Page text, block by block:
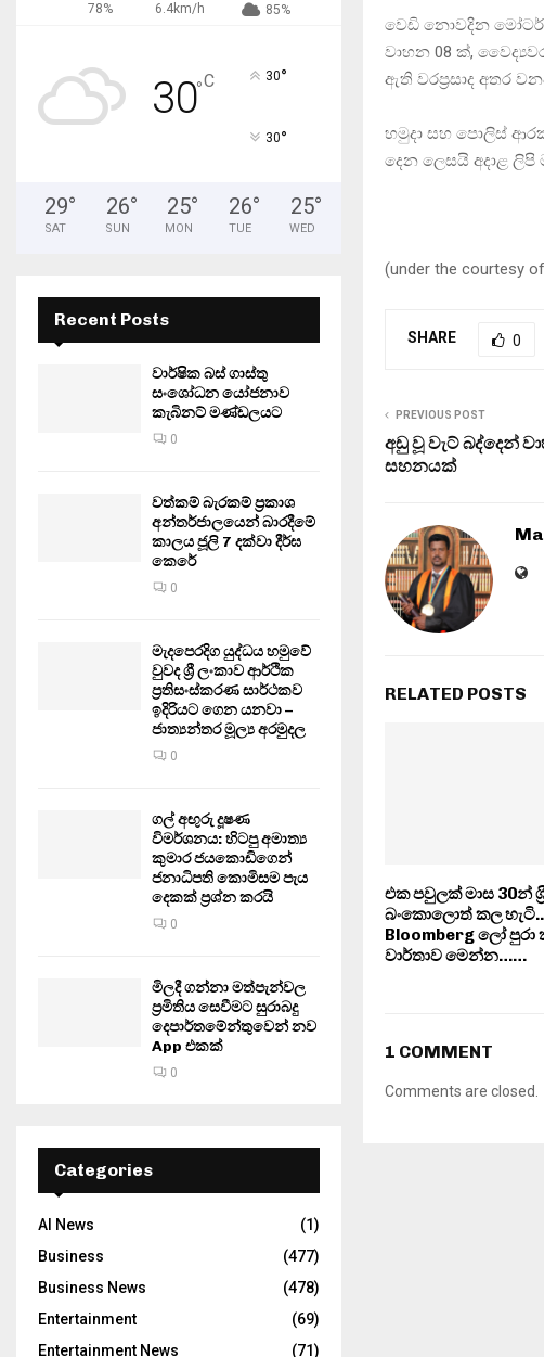
වෙඩි නොවදින මෝටර්
වාහන 08 ක්,
ඇති වරප‍්‍රසාද අතර
හමුදා සහ පොලිස්
දෙන ලෙසයි අදාළ ලිපි
(under the courtesy
SHARE 0
PREVIOUS POST
අඩු වූ වැට් බද්දෙන්
සහනයක්
RELATED POSTS
එක පවුලක් මාස 30න්
බංකොලොත් කල
Bloomberg ලෝ පුරා
වාර්තාව මෙන්න……
1 COMMENT
Comments are closed.
78% 6.4km/h 85%
30°C 30°
30°
29°
SAT
26°
SUN
25°
MON
26°
TUE
25°
WED
Recent Posts
වාර්ෂික බස් ගාස්තු
සංශෝධන යෝජනාව
කැබිනට් මණ්ඩලයට
0
වත්කම් බැරකම් ප්‍රකාශ
අන්තර්ජාලයෙන් බාරදීමේ
කාලය ජූලි 7 දක්වා දීර්ඝ
කෙරේ
0
මැදපෙරදිග යුද්ධය හමුවේ
වුවද ශ්‍රී ලංකාව ආර්ථික
ප්‍රතිසංස්කරණ සාර්ථකව
ඉදිරියට ගෙන යනවා –
ජාත්‍යන්තර මූල්‍ය අරමුදල
0
ගල් අඟුරු දූෂණ
විමර්ශනය: හිටපු අමාත්‍ය
කුමාර ජයකොඩිගෙන්
ජනාධිපති කොමිසම පැය
දෙකක් ප්‍රශ්න කරයි
0
මිලදී ගන්නා මත්පැන්වල
ප්‍රමිතිය සෙවීමට සුරාබදු
දෙපාර්තමේන්තුවෙන් නව
App එකක්
0
Categories
AI News
(1)
Business
(477)
Business News
(478)
Entertainment
(69)
Entertainment News
(71)